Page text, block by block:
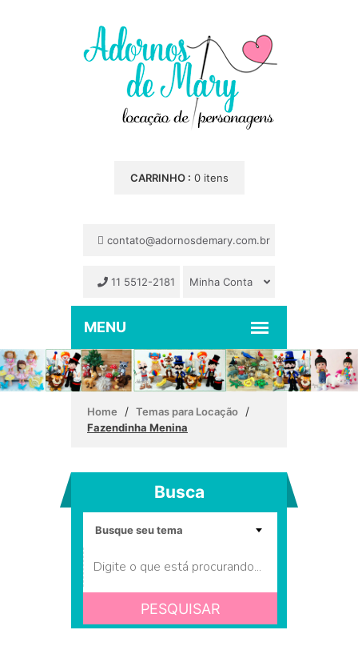
CARRINHO : 0 itens
contato@adornosdemary.com.br
11 5512-2181 Minha Conta
Home / Temas para Locação /
Fazendinha Menina
Busca
PESQUISAR